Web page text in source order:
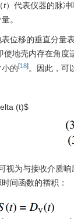
（t）代表仪器的脉冲
。
位移的垂直分量
使地壳内存在角度
的[18]。因此，可
(t)$
视为与接收介质
间函数的褶积：